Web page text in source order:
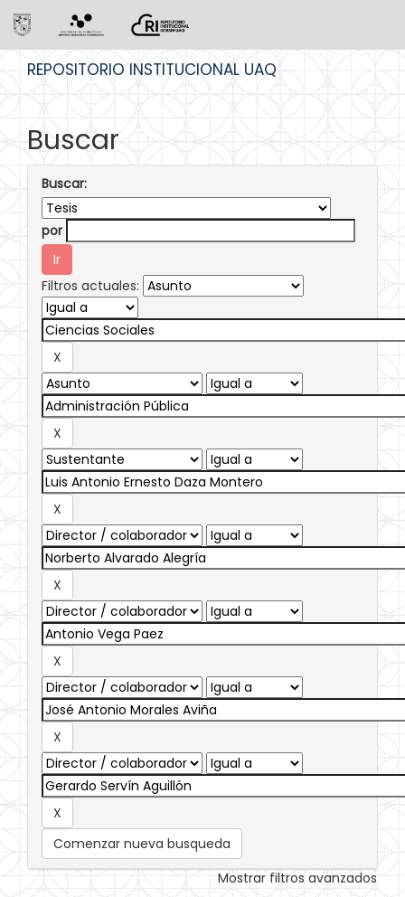
REPOSITORIO INSTITUCIONAL UAQ
Buscar
Buscar:
por
Filtros actuales:
Comenzar nueva busqueda
Mostrar filtros avanzados